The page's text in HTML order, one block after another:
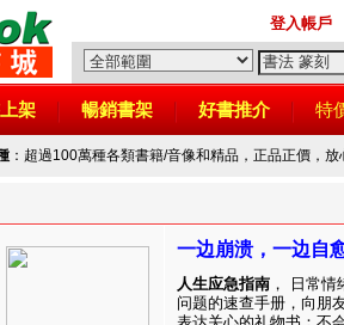
登入帳戶
架 暢銷書架 好書推介 特
：超過100萬種各類書籍/音像和精品，正品正價，
一边崩溃，一边自
人生应急指南 ， 日常情
问题的速查手册，向朋